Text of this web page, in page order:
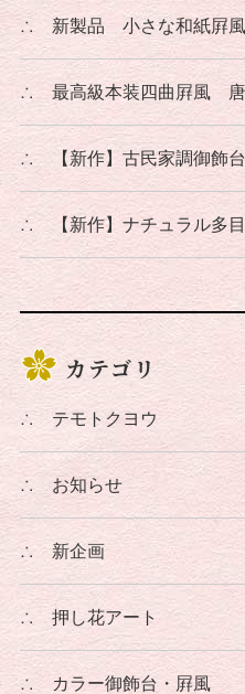
∴ 新製品 小さな和紙屛風
∴ 最高級本装四曲屛風
∴ 【新作】古民家調御飾
∴ 【新作】ナチュラル多
カテゴリ
∴ テモトクヨウ
∴ お知らせ
∴ 新企画
∴ 押し花アート
∴ カラー御飾台・屛風